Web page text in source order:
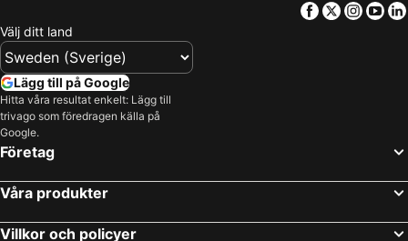
Facebook
Twitter
Välj ditt land
Lägg till på Google
Hitta våra resultat enkelt: Lägg till
trivago som föredragen källa på
Google.
Företag
Våra produkter
Villkor och policyer